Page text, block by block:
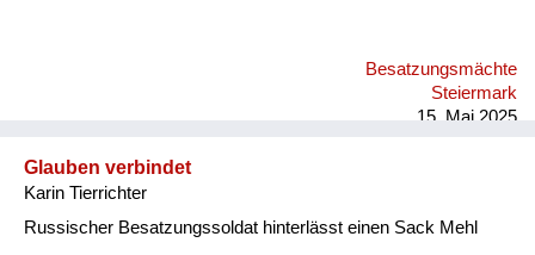
Besatzungsmächte
Steiermark
15. Mai 2025
Glauben verbindet
Karin Tierrichter
Russischer Besatzungssoldat hinterlässt einen Sack Mehl